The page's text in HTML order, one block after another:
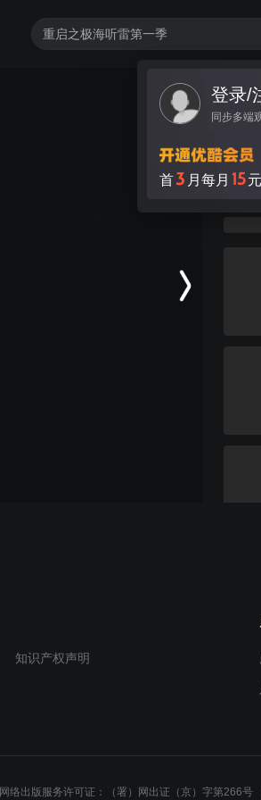
登录/
同步多端
首3 月每月 15
知识产权声明
网络出版服务许可证：（署）网出证（京）字第266号